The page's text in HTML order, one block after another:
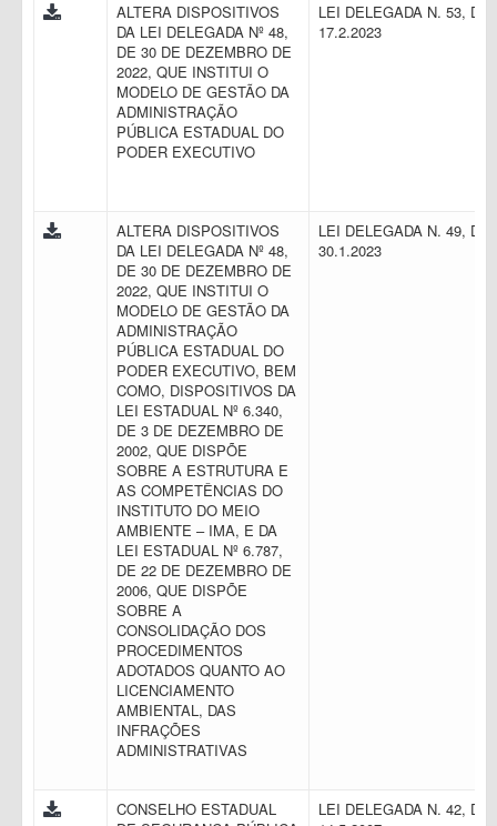
ALTERA DISPOSITIVOS
DA LEI DELEGADA Nº 48,
DE 30 DE DEZEMBRO DE
2022, QUE INSTITUI O
MODELO DE GESTÃO DA
ADMINISTRAÇÃO
PÚBLICA ESTADUAL DO
PODER EXECUTIVO
LEI DELEGADA N. 53, DE
17.2.2023
ALTERA DISPOSITIVOS
DA LEI DELEGADA Nº 48,
DE 30 DE DEZEMBRO DE
2022, QUE INSTITUI O
MODELO DE GESTÃO DA
ADMINISTRAÇÃO
PÚBLICA ESTADUAL DO
PODER EXECUTIVO, BEM
COMO, DISPOSITIVOS DA
LEI ESTADUAL Nº 6.340,
DE 3 DE DEZEMBRO DE
2002, QUE DISPÕE
SOBRE A ESTRUTURA E
AS COMPETÊNCIAS DO
INSTITUTO DO MEIO
AMBIENTE – IMA, E DA
LEI ESTADUAL Nº 6.787,
DE 22 DE DEZEMBRO DE
2006, QUE DISPÕE
SOBRE A
CONSOLIDAÇÃO DOS
PROCEDIMENTOS
ADOTADOS QUANTO AO
LICENCIAMENTO
AMBIENTAL, DAS
INFRAÇÕES
ADMINISTRATIVAS
LEI DELEGADA N. 49, DE
30.1.2023
CONSELHO ESTADUAL
LEI DELEGADA N. 42, DE